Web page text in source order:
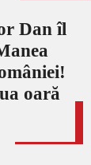
Dan îl
oară